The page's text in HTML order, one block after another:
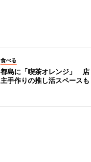
食べる
都島に「喫茶オレンジ」 店
主手作りの推し活スペースも